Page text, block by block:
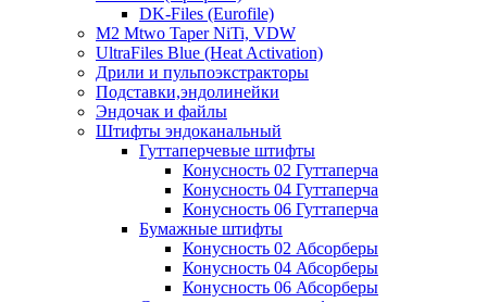
DK-Files (Eurofile)
M2 Mtwo Taper NiTi, VDW
UltraFiles Blue (Heat Activation)
Дрили и пульпоэкстракторы
Подставки,эндолинейки
Эндочак и файлы
Штифты эндоканальный
Гуттаперчевые штифты
Конусность 02 Гуттаперча
Конусность 04 Гуттаперча
Конусность 06 Гуттаперча
Бумажные штифты
Конусность 02 Абсорберы
Конусность 04 Абсорберы
Конусность 06 Абсорберы